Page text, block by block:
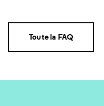
Toute la FAQ